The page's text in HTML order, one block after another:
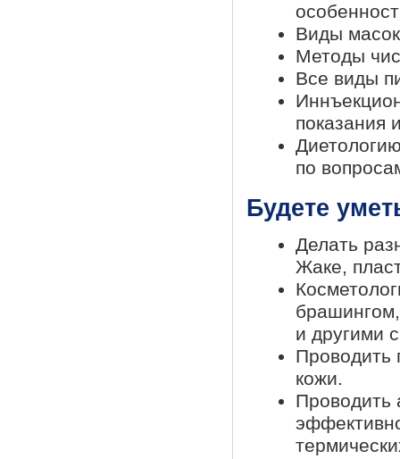
Виды
Методы
Все виды
показания
по
Будете
Делать
Жаке,
и другими
Проводить
кожи.
Проводить